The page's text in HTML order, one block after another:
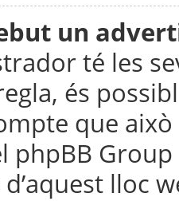
un
té les
és
que
phpBB
lloc